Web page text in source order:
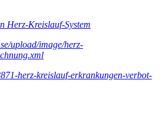
Herz-Kreislauf-System
upload/image/herz-
herz-kreislauf-erkrankungen-verbot-